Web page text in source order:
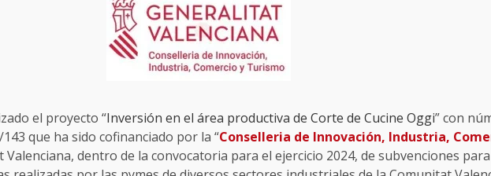
el proyecto “Inversión en el área productiva de Corte de Cucine Oggi” con
que ha sido cofinanciado por la “Conselleria de Innovación, Industria,
Valenciana, dentro de la convocatoria para el ejercicio 2024, de subvenciones